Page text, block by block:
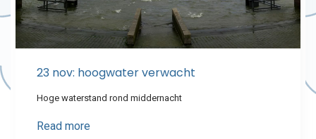
23 nov: hoogwater verwacht
Hoge waterstand rond middernacht
Read more